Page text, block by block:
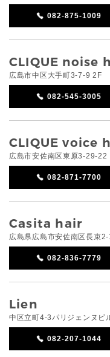
082-875-1009
CLIQUE noise
広島市中区大手町3-7-9 2F
082-545-3005
CLIQUE voice
広島市安佐南区東原3-29-22
082-871-7700
Casita hair
広島県広島市安佐南区長束
082-836-7779
Lien
中区立町4-3パリジェンヌビ
082-207-1044